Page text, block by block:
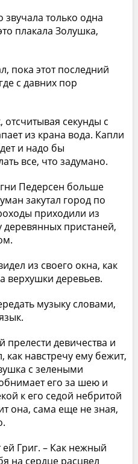
только одна
плакала Золушка,
пока этот последний
с давних пор
секунды с
из крана вода. Капли
и надо бы
все, что задумано.
Педерсен больше
закутал город по
приходили из
деревянных пристаней,
из своего окна, как
верхушки деревьев.
музыку словами,
прелести девичества и
как навстречу ему бежит,
с зелеными
его за шею и
к его седой небритой
она, сама еще не зная,
ей Григ. – Как нежный
на сердце расцвел